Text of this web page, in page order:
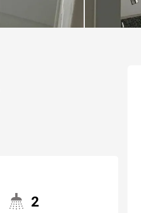
2